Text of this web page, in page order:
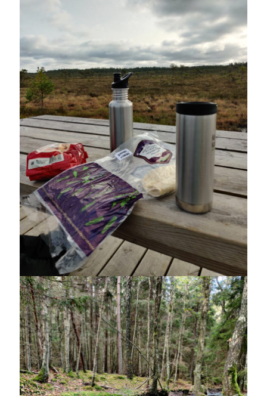
Heart of Hope
Heart Paal(217)
Idun
(141)
Källhults Spotless(163)
Min Träning(220)
Ninlil(35)
Personligt/Åsikter(161)
Resor(111)
Tävling(159)
Träningar(63)
Utrustning(47)
Senaste kommentarerna
omVINST!!!
omVINST!!!
EllenomJOSEF
EllenomSPAM
CamillaomSPAM
oktober 2023
M T O T F L
S